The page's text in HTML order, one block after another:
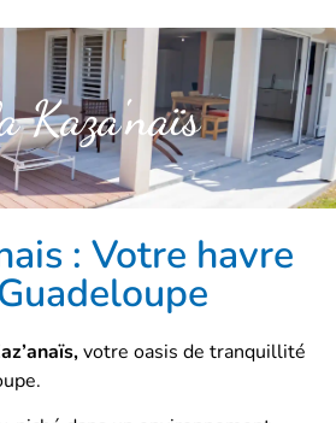
Kaza'naïs
: Votre havre
votre oasis de tranquillité